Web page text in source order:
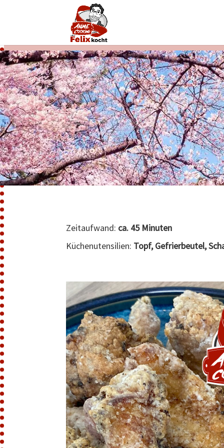
Karaage
vonFelix Zimmermann||Japanisch
Zeitaufwand: ca. 45 Minuten
Küchenutensilien: Topf, Gefrierbeutel,